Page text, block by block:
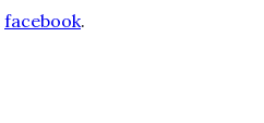
facebook.